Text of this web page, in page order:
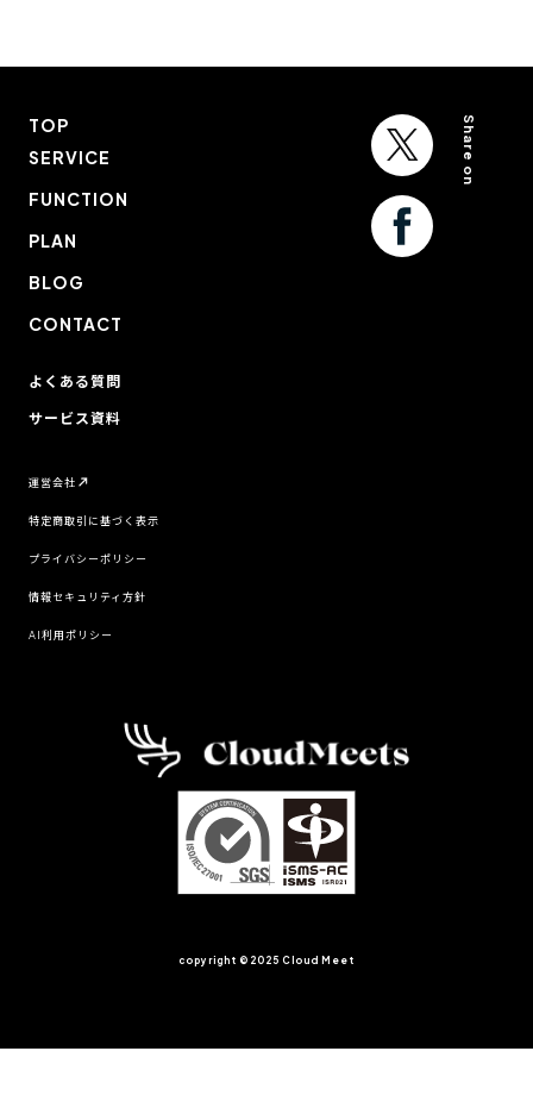
TOP
SERVICE
FUNCTION
PLAN
BLOG
CONTACT
Share on
よくある質問
サービス資料
運営会社
特定商取引に基づく表示
プライバシーポリシー
情報セキュリティ方針
AI利用ポリシー
copyright ©︎2025 Cloud Meet